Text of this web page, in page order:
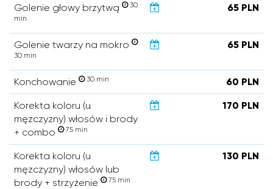
Golenie głowy brzytwą
30
min
65 PLN
Golenie twarzy na mokro
30 min
65 PLN
Konchowanie 30 min 60 PLN
Korekta koloru (u
męzczyzny) włosów i brody
+ combo
75 min
170 PLN
Korekta koloru (u
męzczyzny) włosów lub
brody + strzyżenie
75 min
130 PLN